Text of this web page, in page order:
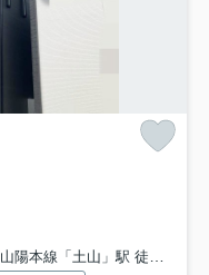
山陽本線「土山」駅 徒歩31分